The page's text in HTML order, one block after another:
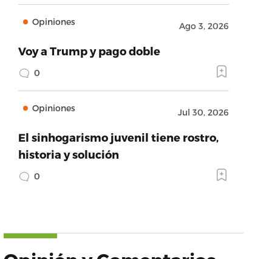
Opiniones Ago 3, 2026
Voy a Trump y pago doble
0
Opiniones Jul 30, 2026
El sinhogarismo juvenil tiene rostro,
historia y solución
0